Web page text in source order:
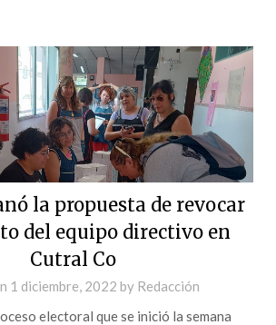
la propuesta de revocar
del equipo directivo en
Cutral Co
1 diciembre, 2022 by Redacción
electoral que se inició la semana